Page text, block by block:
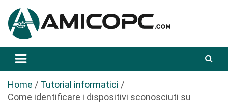
a
Amicopc.com
Home
Tutorial informatici
Come identificare i dispositivi sconosciuti su